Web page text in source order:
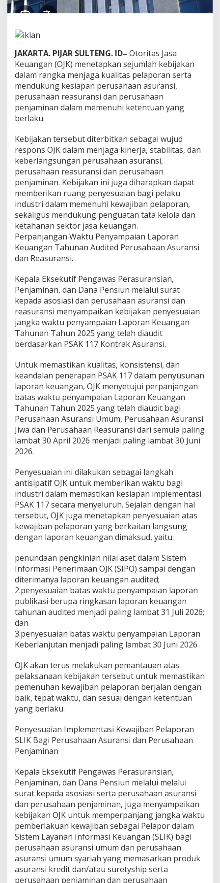
t
p
o
r
a
n
K
u
g
a
A
s
u
r
a
n
s
i
h
a
J
u
i
2
0
2
JAKARTA. PIJAR SULTENG. ID– Otoritas Jasa
Keuangan (OJK) menetapkan sejumlah kebijakan
dalam rangka menjaga kualitas pelaporan serta
mendukung kesiapan perusahaan asuransi,
perusahaan reasuransi dan perusahaan
penjaminan dalam memenuhi ketentuan yang
berlaku.
Kebijakan tersebut diterbitkan sebagai wujud
respons OJK dalam menjaga kinerja, stabilitas, dan
keberlangsungan perusahaan asuransi,
perusahaan reasuransi dan perusahaan
penjaminan. Kebijakan ini juga diharapkan dapat
memberikan ruang penyesuaian bagi pelaku
industri dalam memenuhi kewajiban pelaporan,
sekaligus mendukung penguatan tata kelola dan
ketahanan sektor jasa keuangan.
Perpanjangan Waktu Penyampaian Laporan
Keuangan Tahunan Audited Perusahaan Asuransi
dan Reasuransi.
Kepala Eksekutif Pengawas Perasuransian,
Penjaminan, dan Dana Pensiun melalui surat
kepada asosiasi dan perusahaan asuransi dan
reasuransi menyampaikan kebijakan penyesuaian
jangka waktu penyampaian Laporan Keuangan
Tahunan Tahun 2025 yang telah diaudit
berdasarkan PSAK 117 Kontrak Asuransi.
Untuk memastikan kualitas, konsistensi, dan
keandalan penerapan PSAK 117 dalam penyusunan
laporan keuangan, OJK menyetujui perpanjangan
batas waktu penyampaian Laporan Keuangan
Tahunan Tahun 2025 yang telah diaudit bagi
Perusahaan Asuransi Umum, Perusahaan Asuransi
Jiwa dan Perusahaan Reasuransi dari semula paling
lambat 30 April 2026 menjadi paling lambat 30 Juni
2026.
Penyesuaian ini dilakukan sebagai langkah
antisipatif OJK untuk memberikan waktu bagi
industri dalam memastikan kesiapan implementasi
PSAK 117 secara menyeluruh. Sejalan dengan hal
tersebut, OJK juga menetapkan penyesuaian atas
kewajiban pelaporan yang berkaitan langsung
dengan laporan keuangan dimaksud, yaitu:
penundaan pengkinian nilai aset dalam Sistem
Informasi Penerimaan OJK (SIPO) sampai dengan
diterimanya laporan keuangan audited;
2.penyesuaian batas waktu penyampaian laporan
publikasi berupa ringkasan laporan keuangan
tahunan audited menjadi paling lambat 31 Juli 2026;
dan
3.penyesuaian batas waktu penyampaian Laporan
Keberlanjutan menjadi paling lambat 30 Juni 2026.
OJK akan terus melakukan pemantauan atas
pelaksanaan kebijakan tersebut untuk memastikan
pemenuhan kewajiban pelaporan berjalan dengan
baik, tepat waktu, dan sesuai dengan ketentuan
yang berlaku.
Penyesuaian Implementasi Kewajiban Pelaporan
SLIK Bagi Perusahaan Asuransi dan Perusahaan
Penjaminan
Kepala Eksekutif Pengawas Perasuransian,
Penjaminan, dan Dana Pensiun melalui melalui
surat kepada asosiasi serta perusahaan asuransi
dan perusahaan penjaminan, juga menyampaikan
kebijakan OJK untuk memperpanjang jangka waktu
pemberlakuan kewajiban sebagai Pelapor dalam
Sistem Layanan Informasi Keuangan (SLIK) bagi
perusahaan asuransi umum dan perusahaan
asuransi umum syariah yang memasarkan produk
asuransi kredit dan/atau suretyship serta
perusahaan penjaminan dan perusahaan